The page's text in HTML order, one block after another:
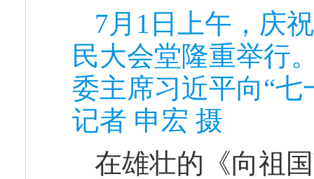
7月1日上午，庆
民大会堂隆重举行
委主席习近平向“
记者 申宏 摄
在雄壮的《向祖